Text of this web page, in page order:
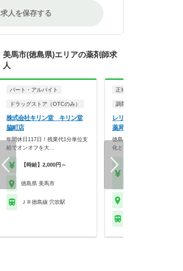
求人を保存する
美馬市(徳島県)エリアの薬剤師求
人
パート・アルバイト
ドラッグストア（OTCのみ）
株式会社キリン堂 キリン堂
脇町店
年間休日117日！残業代1分単位支
給でオンオフを大…
【時給】2,000円～
徳島県 美馬市
ＪＲ徳島線 穴吹駅
正社員
調剤薬局
レリープ株式会社 トマ
薬局 穴吹店
徳島30店舗超の安定基盤！
化と研修充実で定着…